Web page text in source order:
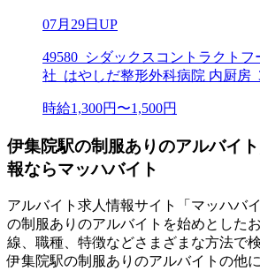
07月29日UP
49580_シダックスコントラクト
社_はやしだ整形外科病院 内厨房
時給1,300円〜1,500円
伊集院駅の制服ありのアルバイ
報ならマッハバイト
アルバイト求人情報サイト「マッハバ
の制服ありのアルバイトを始めとした
線、職種、特徴などさまざまな方法で
伊集院駅の制服ありのアルバイトの他